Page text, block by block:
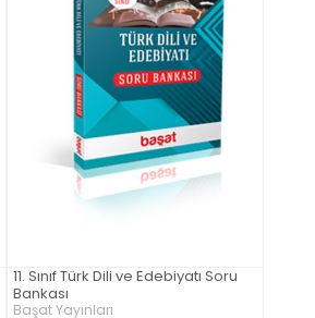
11. Sınıf Türk Dili ve Edebiyatı Soru
Bankası
Başat Yayınları